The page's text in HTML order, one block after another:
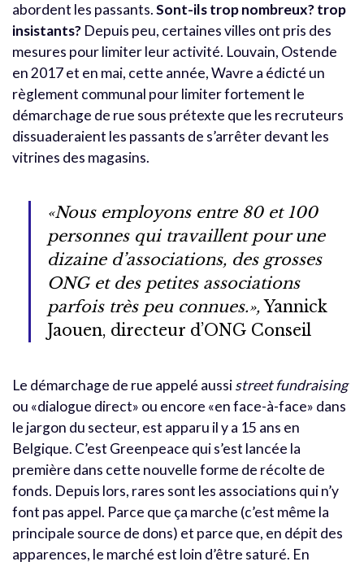
abordent les passants.Sont-ils trop nombreux? trop
insistants? Depuis peu, certaines villes ont pris des
mesures pour limiter leur activité. Louvain, Ostende
en 2017 et en mai, cette année, Wavre a édicté un
règlement communal pour limiter fortement le
démarchage de rue sous prétexte que les recruteurs
dissuaderaient les passants de s’arrêter devant les
vitrines des magasins.
«Nous employons entre 80 et 100
personnes qui travaillent pour une
dizaine d’associations, des grosses
ONG et des petites associations
parfois très peu connues.»,Yannick
Jaouen, directeur d’ONG Conseil
Le démarchage de rue appelé aussistreet fundraising
ou «dialogue direct» ou encore «en face-à-face» dans
le jargon du secteur, est apparu il y a 15 ans en
Belgique. C’est Greenpeace qui s’est lancée la
première dans cette nouvelle forme de récolte de
fonds. Depuis lors, rares sont les associations qui n’y
font pas appel. Parce que ça marche (c’est même la
principale source de dons) et parce que, en dépit des
apparences, le marché est loin d’être saturé. En